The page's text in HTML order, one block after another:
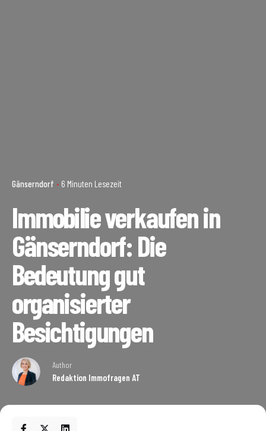
Gänserndorf 6 Minuten Lesezeit
Immobilie verkaufen in
Gänserndorf: Die
Bedeutung gut
organisierter
Besichtigungen
Author
Redaktion Immofragen AT